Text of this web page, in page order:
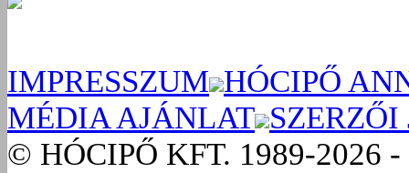
IMPRESSZUM HÓCIPŐ
MÉDIA AJÁNLAT SZERZŐI
© HÓCIPŐ KFT. 1989-2026